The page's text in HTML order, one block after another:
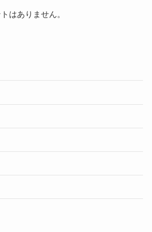
はありません。